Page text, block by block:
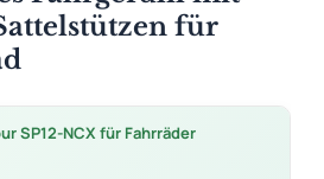
für
SP12-NCX für Fahrräder